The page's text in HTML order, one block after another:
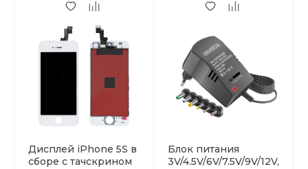
Дисплей iPhone 5S в
сборе с тачскрином
Блок питания
3V/4.5V/6V/7.5V/9V/12V,